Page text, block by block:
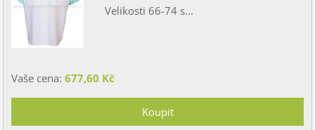
Velikosti 66-74 s...
Vaše cena: 677,60 Kč